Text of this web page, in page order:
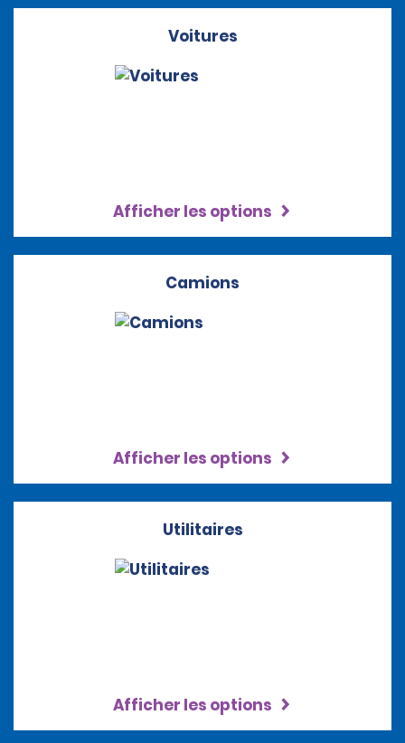
Voitures
Afficher les options
Camions
Afficher les options
Utilitaires
Afficher les options